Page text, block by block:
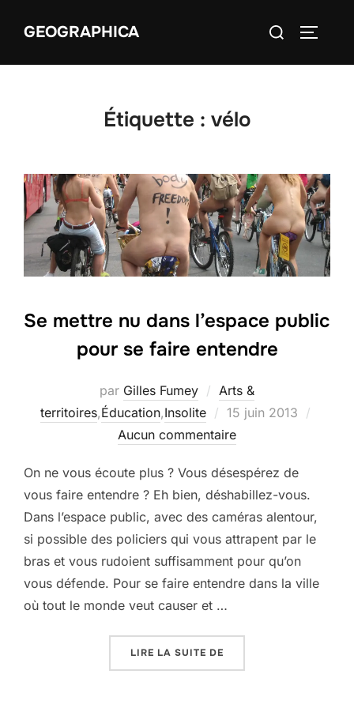
GEOGRAPHICA Rechercher :
Étiquette : vélo
Se mettre nu dans l’espace public
pour se faire entendre
par Gilles Fumey
Arts &
territoires,Éducation,Insolite
Publié
le
15 juin 2013
Aucun commentaire
On ne vous écoute plus ? Vous désespérez de
vous faire entendre ? Eh bien, déshabillez-vous.
Dans l’espace public, avec des caméras alentour,
si possible des policiers qui vous attrapent par le
bras et vous rudoient suffisamment pour qu’on
vous défende. Pour se faire entendre dans la ville
où tout le monde veut causer et …
LIRE LA SUITE DE